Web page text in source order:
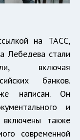
на ТАСС,
Лебедева стали
включая
банков.
написан. Он
и
включены также
современной